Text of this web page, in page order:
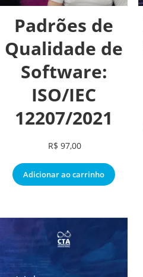
Padrões de
Qualidade de
Software:
ISO/IEC
12207/2021
R$ 97,00
Adicionar ao carrinho